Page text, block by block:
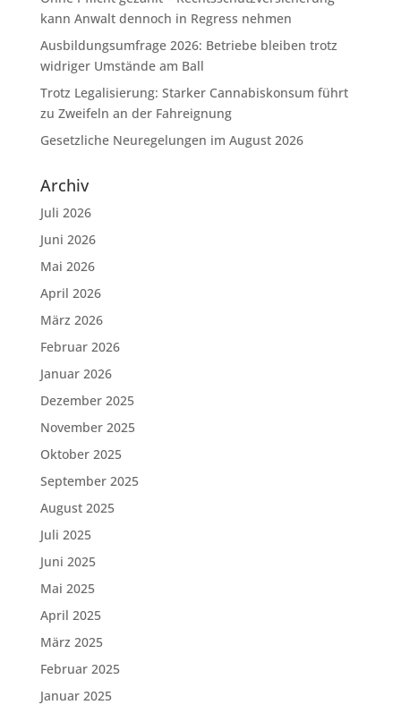
kann Anwalt dennoch in Regress nehmen
Ausbildungsumfrage 2026: Betriebe bleiben trotz
widriger Umstände am Ball
Trotz Legalisierung: Starker Cannabiskonsum führt
zu Zweifeln an der Fahreignung
Gesetzliche Neuregelungen im August 2026
Archiv
Juli 2026
Juni 2026
Mai 2026
April 2026
März 2026
Februar 2026
Januar 2026
Dezember 2025
November 2025
Oktober 2025
September 2025
August 2025
Juli 2025
Juni 2025
Mai 2025
April 2025
März 2025
Februar 2025
Januar 2025